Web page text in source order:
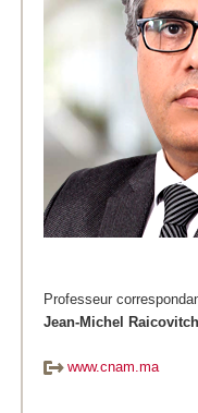
Professeur
Jean-Michel Raicovitch
www.cnam.ma